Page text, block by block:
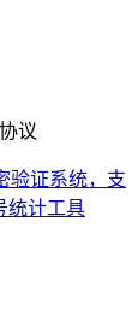
协议
验证系统，支
统计工具